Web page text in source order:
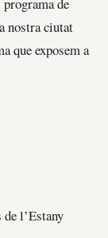
nostra ciutat
que exposem a
l’Estany